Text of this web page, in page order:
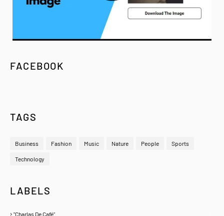
FACEBOOK
TAGS
Business Fashion Music Nature People Sports
Technology
LABELS
"Charlas De Café"